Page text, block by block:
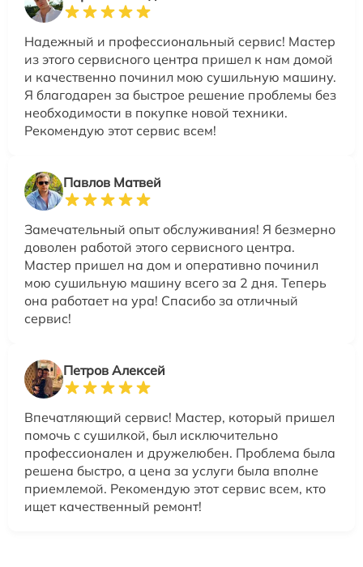
Надежный и профессиональный сервис! Мастер
из этого сервисного центра пришел к нам домой
и качественно починил мою сушильную машину.
Я благодарен за быстрое решение проблемы без
необходимости в покупке новой техники.
Рекомендую этот сервис всем!
Павлов Матвей
Замечательный опыт обслуживания! Я безмерно
доволен работой этого сервисного центра.
Мастер пришел на дом и оперативно починил
мою сушильную машину всего за 2 дня. Теперь
она работает на ура! Спасибо за отличный
сервис!
Петров Алексей
Впечатляющий сервис! Мастер, который пришел
помочь с сушилкой, был исключительно
профессионален и дружелюбен. Проблема была
решена быстро, а цена за услуги была вполне
приемлемой. Рекомендую этот сервис всем, кто
ищет качественный ремонт!